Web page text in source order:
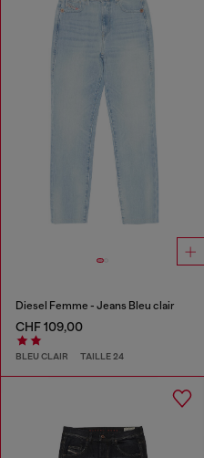
Diesel Femme - Jeans Bleu clair
CHF 109,00
BLEU CLAIR TAILLE 24